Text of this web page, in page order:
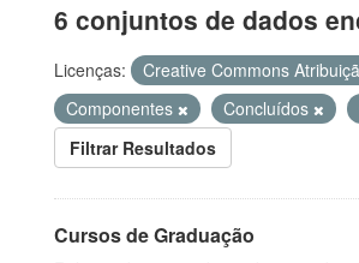
6 conjuntos de dados
Licenças: Creative Commons
Componentes
Concluídos
Filtrar Resultados
Cursos de Graduação